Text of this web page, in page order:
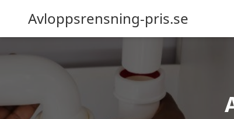
Avloppsrensning-pris.se